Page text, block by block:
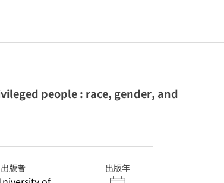
people : race, gender, and
出版者 出版年